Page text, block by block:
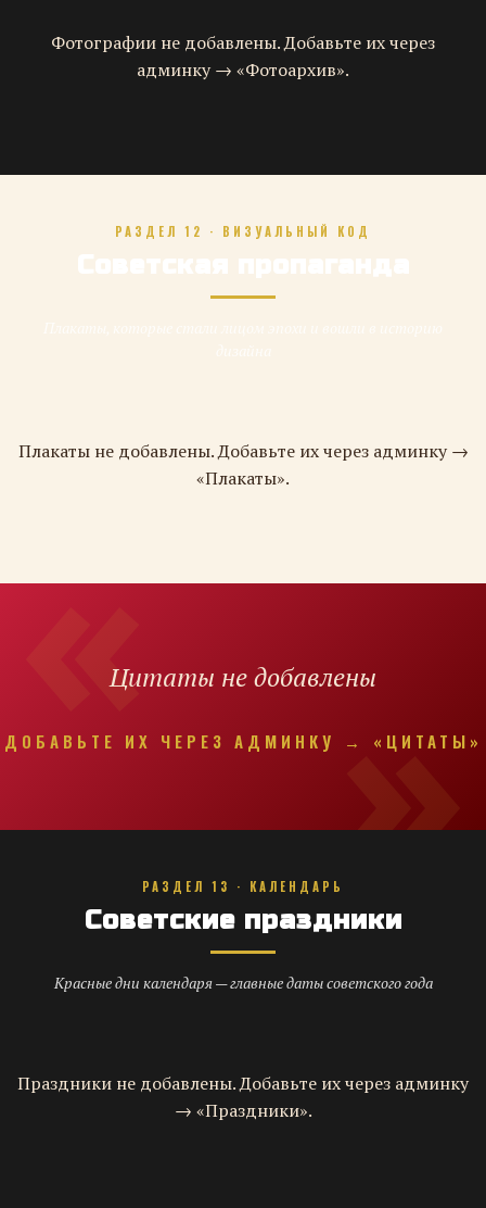
Фотографии не добавлены. Добавьте их через
админку → «Фотоархив».
РАЗДЕЛ 12 · ВИЗУАЛЬНЫЙ КОД
Советская пропаганда
Плакаты не добавлены. Добавьте их через админку →
«Плакаты».
Цитаты не добавлены
ДОБАВЬТЕ ИХ ЧЕРЕЗ АДМИНКУ → «ЦИТАТЫ»
РАЗДЕЛ 13 · КАЛЕНДАРЬ
Советские праздники
Красные дни календаря — главные даты советского года
Праздники не добавлены. Добавьте их через админку
→ «Праздники».